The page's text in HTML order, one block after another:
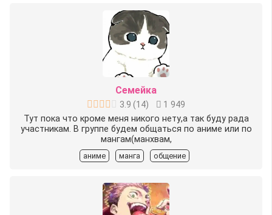
Семейка
3.9 (14)
1 949
Тут пока что кроме меня никого нету,а так буду рада
участникам. В группе будем общаться по аниме или по
мангам(манхвам,
аниме манга общение